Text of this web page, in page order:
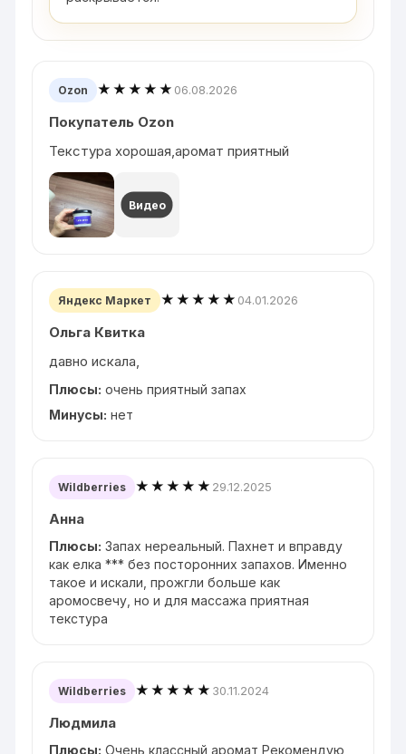
Ozon ★★★★★ 06.08.2026
Покупатель Ozon
Текстура хорошая,аромат приятный
Видео
Яндекс Маркет ★★★★★ 04.01.2026
Ольга Квитка
давно искала,
Плюсы: очень приятный запах
Минусы: нет
Wildberries ★★★★★ 29.12.2025
Анна
Плюсы: Запах нереальный. Пахнет и вправду
как елка *** без посторонних запахов. Именно
такое и искали, прожгли больше как
аромосвечу, но и для массажа приятная
текстура
Wildberries ★★★★★ 30.11.2024
Людмила
Плюсы: Очень классный аромат Рекомендую